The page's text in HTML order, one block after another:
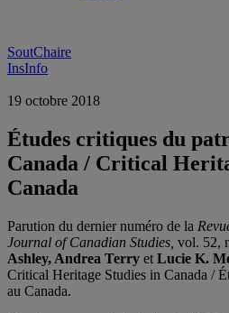
SoutChaire
InsInfo
19 octobre 2018
Études critiques du
Canada / Critical
Canada
Parution du dernier numéro de la
Journal of Canadian Studies, vol. 52,
Ashley, Andrea Terry et Lucie K.
Critical Heritage Studies in Canada /
au Canada.